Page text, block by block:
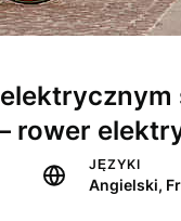
rower
JĘZYKI